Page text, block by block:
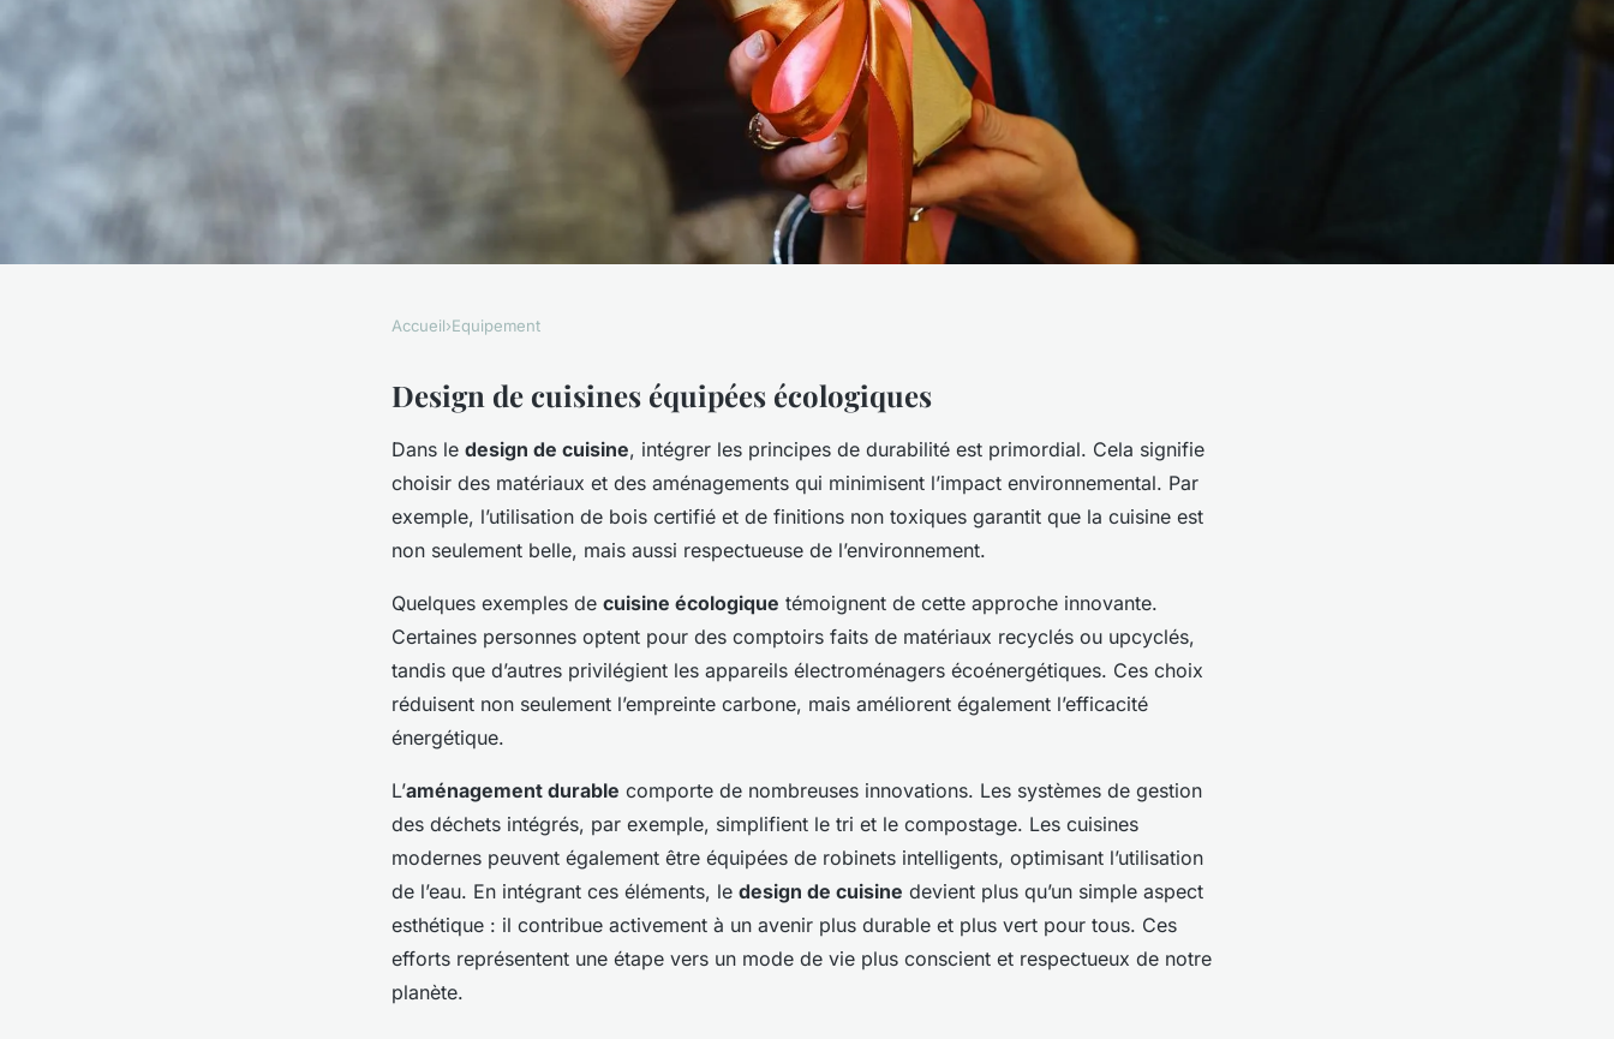
Cuisine Équipée et Écologie : Un
Mariage Harmonieux Possible ?
Accueil›Equipement
Design de cuisines équipées écologiques
Dans le design de cuisine, intégrer les principes de durabilité est primordial. Cela signifie
choisir des matériaux et des aménagements qui minimisent l’impact environnemental. Par
exemple, l’utilisation de bois certifié et de finitions non toxiques garantit que la cuisine est
non seulement belle, mais aussi respectueuse de l’environnement.
Quelques exemples de cuisine écologique témoignent de cette approche innovante.
Certaines personnes optent pour des comptoirs faits de matériaux recyclés ou upcyclés,
tandis que d’autres privilégient les appareils électroménagers écoénergétiques. Ces choix
réduisent non seulement l’empreinte carbone, mais améliorent également l’efficacité
énergétique.
L’aménagement durable comporte de nombreuses innovations. Les systèmes de gestion
des déchets intégrés, par exemple, simplifient le tri et le compostage. Les cuisines
modernes peuvent également être équipées de robinets intelligents, optimisant l’utilisation
de l’eau. En intégrant ces éléments, le design de cuisine devient plus qu’un simple aspect
esthétique : il contribue activement à un avenir plus durable et plus vert pour tous. Ces
efforts représentent une étape vers un mode de vie plus conscient et respectueux de notre
planète.